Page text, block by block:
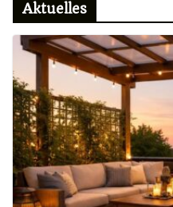
Aktuelles